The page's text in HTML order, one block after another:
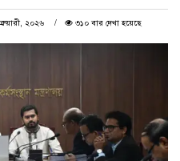
২০২৬ ৩১০ বার দেখা হয়েছে